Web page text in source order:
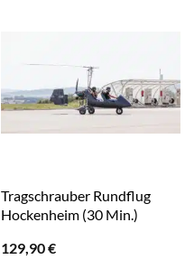
Tragschrauber Rundflug
Hockenheim (30 Min.)
129,90€